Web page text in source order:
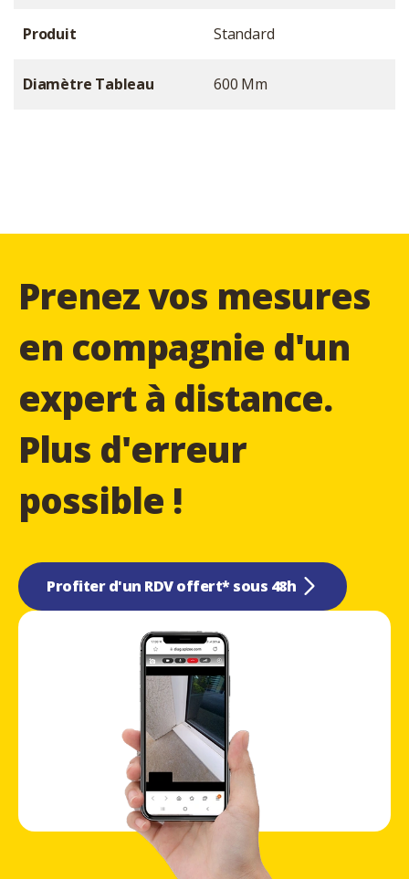
Produit Standard
Diamètre Tableau 600 Mm
Prenez vos mesures
en compagnie d'un
expert à distance.
Plus d'erreur
possible !
Profiter d'un RDV offert* sous 48h